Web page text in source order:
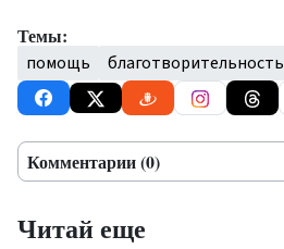
Темы:
помощь благотворительность
Комментарии (0)
Читай еще